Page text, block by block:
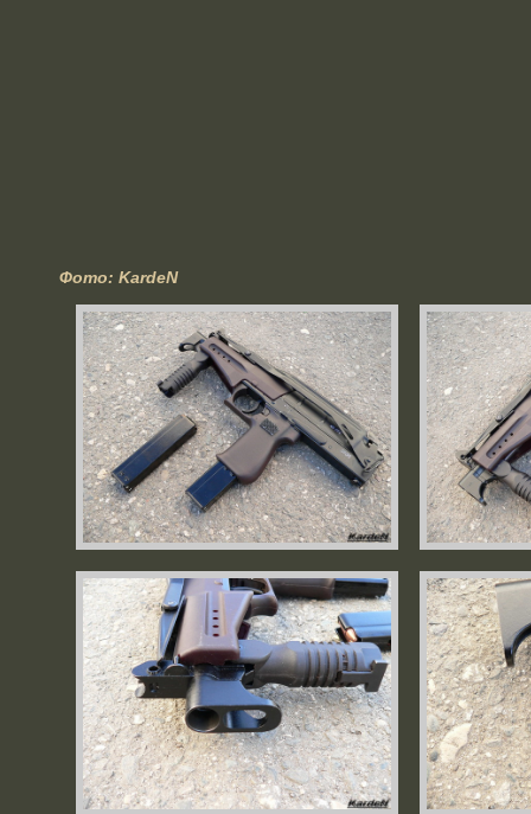
Фото: KardeN